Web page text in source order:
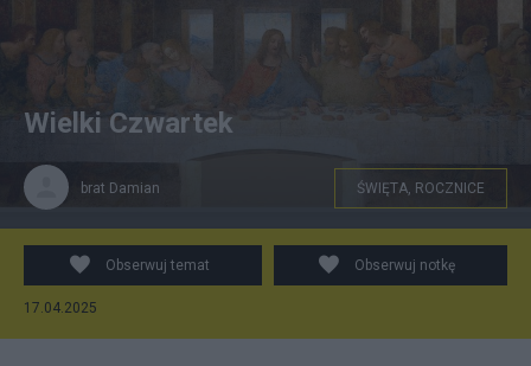
Wielki Czwartek
brat Damian ŚWIĘTA, ROCZNICE
Obserwuj temat Obserwuj notkę
17.04.2025